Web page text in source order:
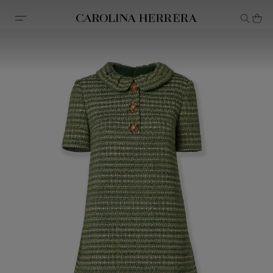
Erklärung zur Barrierefreiheit (Link)